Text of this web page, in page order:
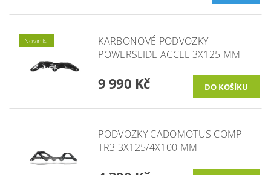
Novinka
KARBONOVÉ PODVOZKY
POWERSLIDE ACCEL 3X125 MM
9 990 Kč
PODVOZKY CADOMOTUS COMP
TR3 3X125/4X100 MM